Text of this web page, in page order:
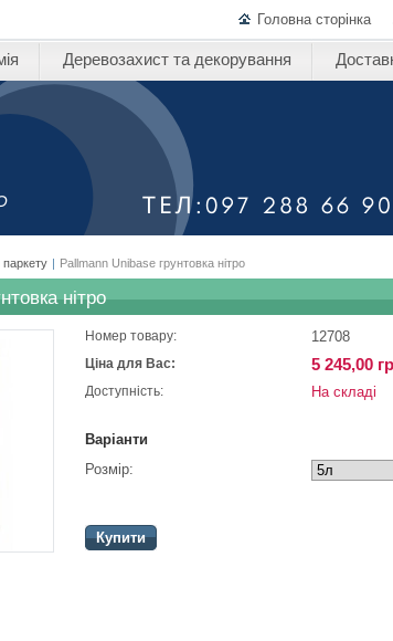
Головна сторінка
Деревозахист та декорування
паркету | Pallmann Unibase грунтовка нітро
нітро
Номер товару: 12708
Ціна для Вас: 5 245,00
Доступність: На складі
Варіанти
Розмір:
Купити